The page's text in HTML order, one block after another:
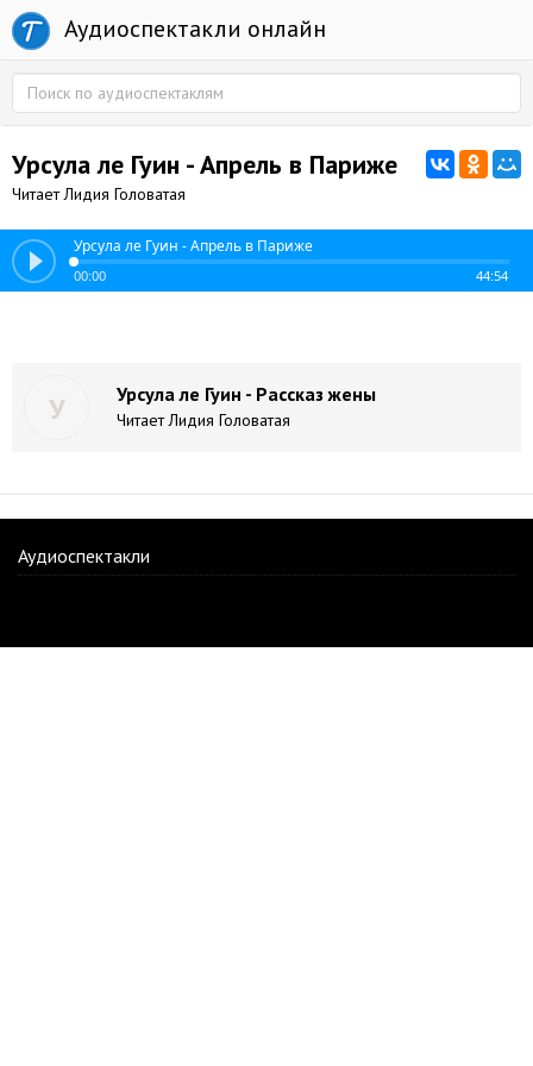
Аудиоспектакли онлайн
Урсула ле Гуин - Апрель в Париже
Читает Лидия Головатая
Урсула ле Гуин - Апрель в Париже
00:00 44:54
У Урсула ле Гуин - Рассказ жены
Читает Лидия Головатая
Аудиоспектакли